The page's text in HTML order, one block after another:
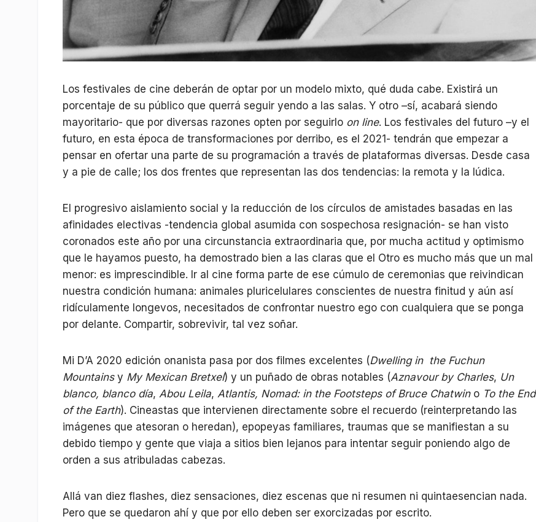
Los festivales de cine deberán de optar por un modelo mixto, qué duda cabe. Existirá un
porcentaje de su público que querrá seguir yendo a las salas. Y otro –sí, acabará siendo
mayoritario- que por diversas razones opten por seguirlo on line. Los festivales del futuro –y el
futuro, en esta época de transformaciones por derribo, es el 2021- tendrán que empezar a
pensar en ofertar una parte de su programación a través de plataformas diversas. Desde casa
y a pie de calle; los dos frentes que representan las dos tendencias: la remota y la lúdica.
El progresivo aislamiento social y la reducción de los círculos de amistades basadas en las
afinidades electivas -tendencia global asumida con sospechosa resignación- se han visto
coronados este año por una circunstancia extraordinaria que, por mucha actitud y optimismo
que le hayamos puesto, ha demostrado bien a las claras que el Otro es mucho más que un mal
menor: es imprescindible. Ir al cine forma parte de ese cúmulo de ceremonias que reivindican
nuestra condición humana: animales pluricelulares conscientes de nuestra finitud y aún así
ridículamente longevos, necesitados de confrontar nuestro ego con cualquiera que se ponga
por delante. Compartir, sobrevivir, tal vez soñar.
Mi D’A 2020 edición onanista pasa por dos filmes excelentes (Dwelling in the Fuchun
Mountainsy My Mexican Bretxel) y un puñado de obras notables (Aznavour by Charles, Un
blanco, blanco día, Abou Leila, Atlantis, Nomad: in the Footsteps of Bruce Chatwino To the End
of the Earth). Cineastas que intervienen directamente sobre el recuerdo (reinterpretando las
imágenes que atesoran o heredan), epopeyas familiares, traumas que se manifiestan a su
debido tiempo y gente que viaja a sitios bien lejanos para intentar seguir poniendo algo de
orden a sus atribuladas cabezas.
Allá van diez flashes, diez sensaciones, diez escenas que ni resumen ni quintaesencian nada.
Pero que se quedaron ahí y que por ello deben ser exorcizadas por escrito.